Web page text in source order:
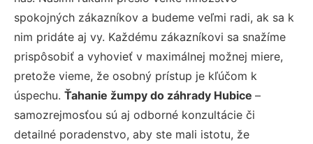
spokojných zákazníkov a budeme veľmi radi, ak sa k
nim pridáte aj vy. Každému zákazníkovi sa snažíme
prispôsobiť a vyhovieť v maximálnej možnej miere,
pretože vieme, že osobný prístup je kľúčom k
úspechu. Ťahanie žumpy do záhrady Hubice –
samozrejmosťou sú aj odborné konzultácie či
detailné poradenstvo, aby ste mali istotu, že